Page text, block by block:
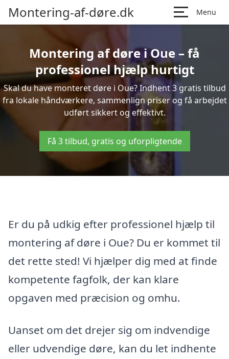
Montering-af-døre.dk Menu
Montering af døre i Oue – få
professionel hjælp hurtigt
Skal du have monteret døre i Oue? Indhent 3 gratis tilbud
fra lokale håndværkere, sammenlign priser og få arbejdet
udført sikkert og effektivt.
Få 3 tilbud, gratis og uforpligtende
Er du på udkig efter professionel hjælp til
montering af døre i Oue? Du er kommet til
det rette sted! Vi hjælper dig med at finde
kompetente fagfolk, der kan klare
opgaven med præcision og omhu.
Uanset om det drejer sig om indvendige
eller udvendige døre, kan du let indhente